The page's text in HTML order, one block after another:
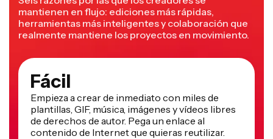
mantienen en flujo: ediciones más rápidas,
herramientas más inteligentes y colaboración que
realmente mantiene los proyectos en movimiento.
Fácil
Empieza a crear de inmediato con miles de
plantillas, GIF, música, imágenes y vídeos libres
de derechos de autor. Pega un enlace al
contenido de Internet que quieras reutilizar.